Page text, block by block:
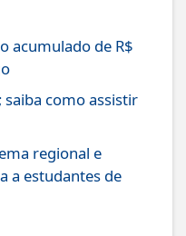
acumulado de R$
como assistir
regional e
a estudantes de